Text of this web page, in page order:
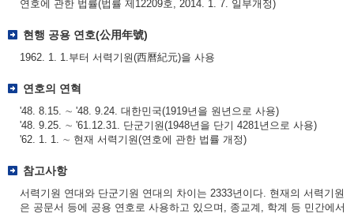
연호에 관한 법률(법률 제12209호, 2014. 1. 7. 일부개정)
현행 공용 연호(公用年號)
1962. 1. 1.부터 서력기원(西曆紀元)을 사용
연호의 연혁
'48. 8.15. ∼ '48. 9.24. 대한민국(1919년을 원년으로 사용)
'48. 9.25. ∼ '61.12.31. 단군기원(1948년을 단기 4281년으로 사용)
'62. 1. 1. ∼ 현재 서력기원(연호에 관한 법률 개정)
참고사항
서력기원 연대와 단군기원 연대의 차이는 2333년이다. 현재의 서력기원
은 공문서 등에 공용 연호로 사용하고 있으며, 종교계, 학계 등 민간에서